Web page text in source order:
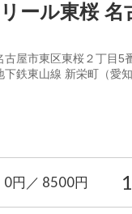
ール東桜 名
古屋市東区東桜２丁目5
下鉄東山線 新栄町（愛
0円 ／ 8500円